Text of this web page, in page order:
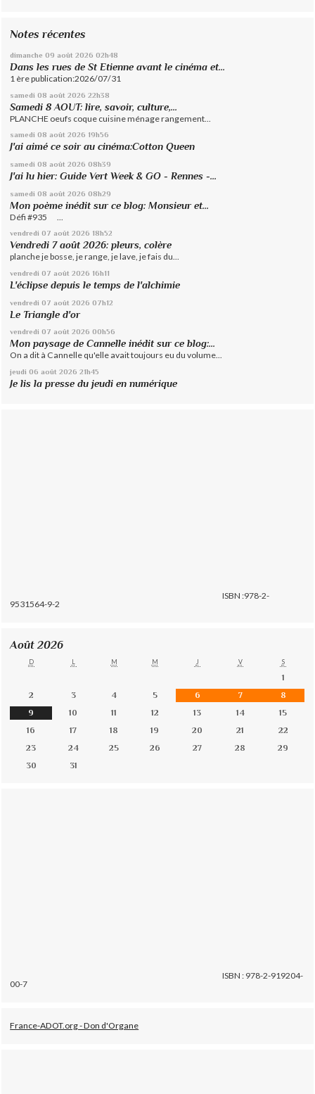
Notes récentes
dimanche 09 août 2026 02h48
Dans les rues de St Etienne avant le cinéma et...
1 ère publication:2026/07/31
samedi 08 août 2026 22h38
Samedi 8 AOUT: lire, savoir, culture,...
PLANCHE oeufs coque cuisine ménage rangement...
samedi 08 août 2026 19h56
J'ai aimé ce soir au cinéma:Cotton Queen
samedi 08 août 2026 08h39
J'ai lu hier: Guide Vert Week & GO - Rennes -...
samedi 08 août 2026 08h29
Mon poème inédit sur ce blog: Monsieur et...
Défi #935 ...
vendredi 07 août 2026 18h52
Vendredi 7 août 2026: pleurs, colère
planche je bosse, je range, je lave, je fais du...
vendredi 07 août 2026 16h11
L'éclipse depuis le temps de l'alchimie
vendredi 07 août 2026 07h12
Le Triangle d'or
vendredi 07 août 2026 00h56
Mon paysage de Cannelle inédit sur ce blog:...
On a dit à Cannelle qu'elle avait toujours eu du volume...
jeudi 06 août 2026 21h45
Je lis la presse du jeudi en numérique
ISBN :978-2-
9531564-9-2
Août 2026
D L M M J V S
1
2
3 4 5 6 7
8
9
10 11 12 13 14
15
16
17 18 19 20 21
22
23
24 25 26 27 28
29
30
31
ISBN : 978-2-919204-
00-7
France-ADOT.org - Don d'Organe